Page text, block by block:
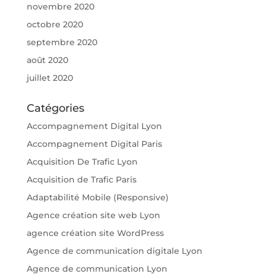
novembre 2020
octobre 2020
septembre 2020
août 2020
juillet 2020
Catégories
Accompagnement Digital Lyon
Accompagnement Digital Paris
Acquisition De Trafic Lyon
Acquisition de Trafic Paris
Adaptabilité Mobile (Responsive)
Agence création site web Lyon
agence création site WordPress
Agence de communication digitale Lyon
Agence de communication Lyon